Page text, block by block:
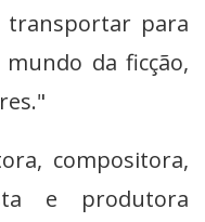
transportar para
da ficção,
compositora,
e produtora